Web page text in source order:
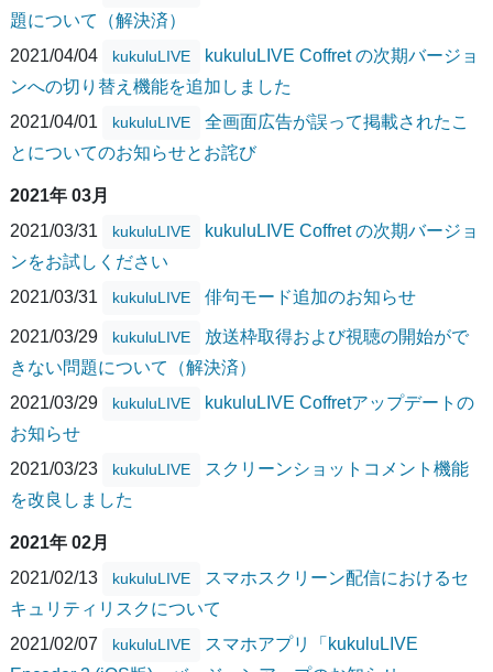
題について（解決済）
2021/04/04
kukuluLIVE
kukuluLIVE Coffret の次期バージョ
ンへの切り替え機能を追加しました
2021/04/01
kukuluLIVE
全画面広告が誤って掲載されたこ
とについてのお知らせとお詫び
2021年 03月
2021/03/31
kukuluLIVE
kukuluLIVE Coffret の次期バージョ
ンをお試しください
2021/03/31
kukuluLIVE 俳句モード追加のお知らせ
2021/03/29 kukuluLIVE
放送枠取得および視聴の開始がで
きない問題について（解決済）
2021/03/29
kukuluLIVE
kukuluLIVE Coffretアップデートの
お知らせ
2021/03/23
kukuluLIVE
スクリーンショットコメント機能
を改良しました
2021年 02月
2021/02/13
kukuluLIVE
スマホスクリーン配信におけるセ
キュリティリスクについて
2021/02/07
kukuluLIVE
スマホアプリ「kukuluLIVE